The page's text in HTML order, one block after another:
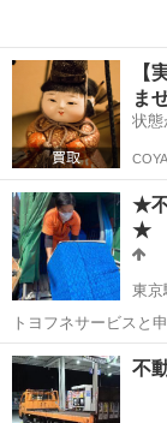
【
ま
状態
★不
★
東京
トヨフネサービスと
取、生前・遺品整理
をさせて頂いており
ので、安心してお任
愛知 名古屋市
不